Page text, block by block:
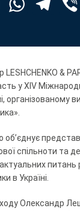
&
у XІV
організованому
спільноти та
питань
в Україні.
Олександр